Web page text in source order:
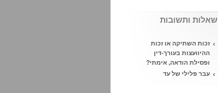
מהי עבירת אונס ומה
הצפוי על ביצוע מעשה
סדום?
השעיית עורך דין
מהלשכה, מאת נוגה ויזל,
שאלות ותשובות
זכות השתיקה או זכות
ההיוועצות בעורך-דין
ופסילת הודאה, אימתי?
עבר פלילי של עד